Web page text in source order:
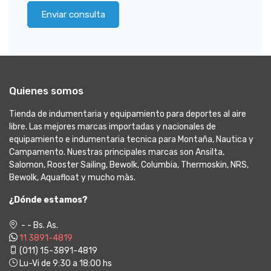
Enviar consulta
Quienes somos
Tienda de indumentaria y equipamiento para deportes al aire
libre. Las mejores marcas importadas y nacionales de
equipamiento e indumentaria tecnica para Montaña, Nautica y
Campamento. Nuestras principales marcas son Ansilta,
Salomon, Rooster Sailing, Bewolk, Columbia, Thermoskin, NRS,
Bewolk, Aquafloat y mucho màs.
¿Dónde estamos?
- - Bs. As.
11 3891-4819
(011) 15-3891-4819
Lu-Vi de 9:30 a 18:00 hs